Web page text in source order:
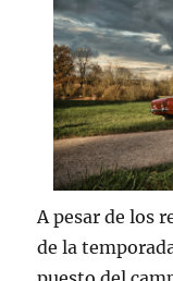
A pesar de los
de la